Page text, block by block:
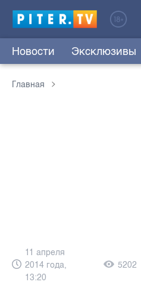
Новости Эксклюзивы
Главная
11 апреля
2014 года,
13:20
5202